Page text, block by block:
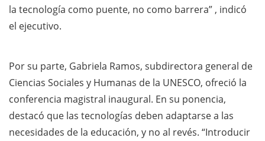
la tecnología como puente, no como barrera” , indicó
el ejecutivo.
Por su parte, Gabriela Ramos, subdirectora general de
Ciencias Sociales y Humanas de la UNESCO, ofreció la
conferencia magistral inaugural. En su ponencia,
destacó que las tecnologías deben adaptarse a las
necesidades de la educación, y no al revés. “Introducir